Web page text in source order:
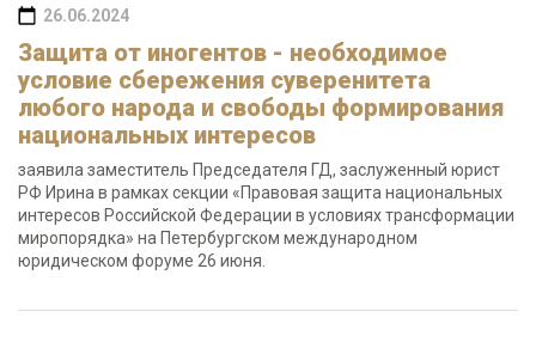
26.06.2024
Защита от иногентов - необходимое
условие сбережения суверенитета
любого народа и свободы формирования
национальных интересов
заявила заместитель Председателя ГД, заслуженный юрист
РФ Ирина в рамках секции «Правовая защита национальных
интересов Российской Федерации в условиях трансформации
миропорядка» на Петербургском международном
юридическом форуме 26 июня.